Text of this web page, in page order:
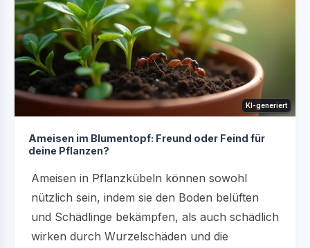
KI-generiert
Ameisen im Blumentopf: Freund oder Feind für
deine Pflanzen?
Ameisen in Pflanzkübeln können sowohl
nützlich sein, indem sie den Boden belüften
und Schädlinge bekämpfen, als auch schädlich
wirken durch Wurzelschäden und die